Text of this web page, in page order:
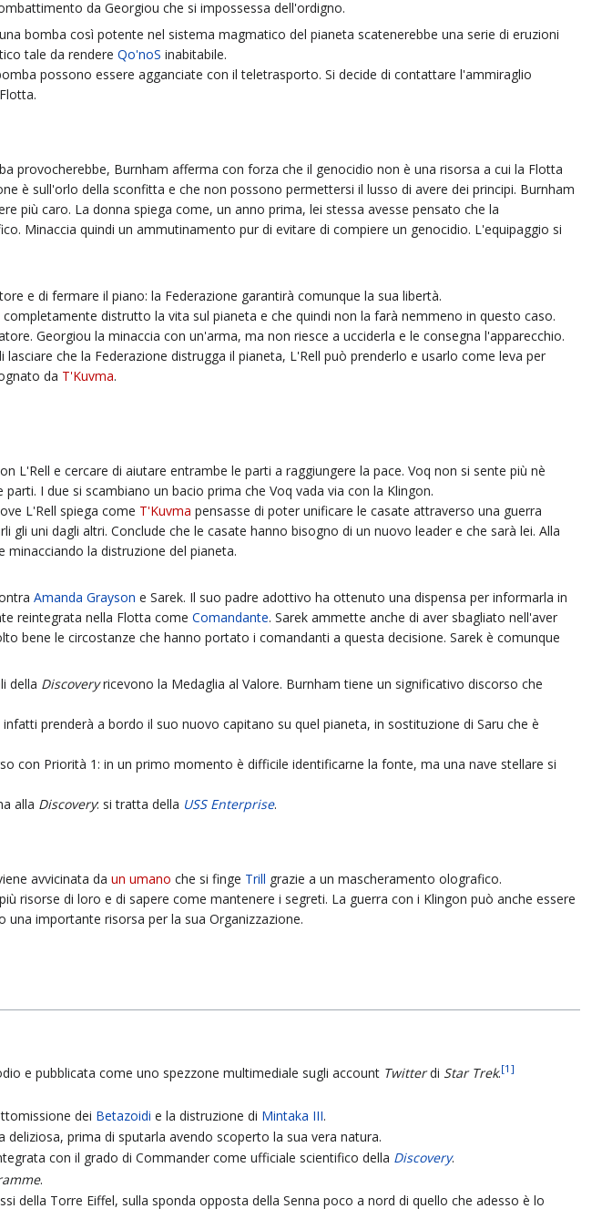
da Georgiou che si impossessa dell'ordigno.
bomba così potente nel sistema magmatico del pianeta scatenerebbe una serie di eruzioni
tale da rendere Qo'noS inabitabile.
possono essere agganciate con il teletrasporto. Si decide di contattare l'ammiraglio
provocherebbe, Burnham afferma con forza che il genocidio non è una risorsa a cui la Flotta
è sull'orlo della sconfitta e che non possono permettersi il lusso di avere dei principi. Burnham
più caro. La donna spiega come, un anno prima, lei stessa avesse pensato che la
Minaccia quindi un ammutinamento pur di evitare di compiere un genocidio. L'equipaggio si
e di fermare il piano: la Federazione garantirà comunque la sua libertà.
distrutto la vita sul pianeta e che quindi non la farà nemmeno in questo caso.
Georgiou la minaccia con un'arma, ma non riesce a ucciderla e le consegna l'apparecchio.
che la Federazione distrugga il pianeta, L'Rell può prenderlo e usarlo come leva per
da T'Kuvma.
L'Rell e cercare di aiutare entrambe le parti a raggiungere la pace. Voq non si sente più nè
I due si scambiano un bacio prima che Voq vada via con la Klingon.
L'Rell spiega come T'Kuvma pensasse di poter unificare le casate attraverso una guerra
uni dagli altri. Conclude che le casate hanno bisogno di un nuovo leader e che sarà lei. Alla
la distruzione del pianeta.
Amanda Grayson e Sarek. Il suo padre adottivo ha ottenuto una dispensa per informarla in
reintegrata nella Flotta come Comandante. Sarek ammette anche di aver sbagliato nell'aver
bene le circostanze che hanno portato i comandanti a questa decisione. Sarek è comunque
della Discoveryricevono la Medaglia al Valore. Burnham tiene un significativo discorso che
prenderà a bordo il suo nuovo capitano su quel pianeta, in sostituzione di Saru che è
con Priorità 1: in un primo momento è difficile identificarne la fonte, ma una nave stellare si
alla Discovery: si tratta della USS Enterprise.
avvicinata da un umano che si finge Trill grazie a un mascheramento olografico.
risorse di loro e di sapere come mantenere i segreti. La guerra con i Klingon può anche essere
importante risorsa per la sua Organizzazione.
e pubblicata come uno spezzone multimediale sugli account Twitterdi Star Trek.[1]
dei Betazoidi e la distruzione di Mintaka III.
deliziosa, prima di sputarla avendo scoperto la sua vera natura.
con il grado di Commander come ufficiale scientifico della Discovery.
.
della Torre Eiffel, sulla sponda opposta della Senna poco a nord di quello che adesso è lo